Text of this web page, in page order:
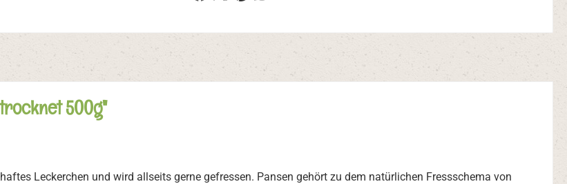
500g"
Leckerchen und wird allseits gerne gefressen. Pansen gehört zu dem natürlichen Fressschema von